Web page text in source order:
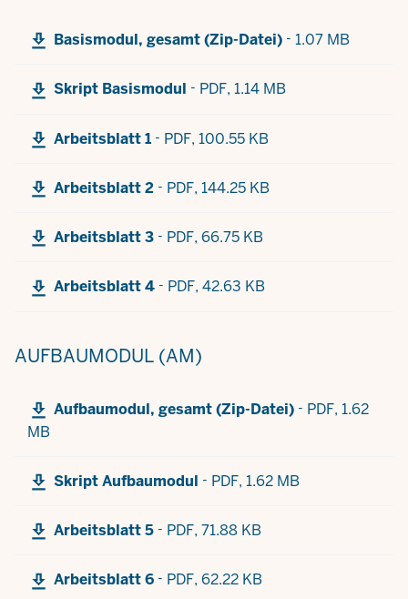
Basismodul, gesamt (Zip-Datei) - 1.07 MB
Skript Basismodul - PDF, 1.14 MB
Arbeitsblatt 1 - PDF, 100.55 KB
Arbeitsblatt 2 - PDF, 144.25 KB
Arbeitsblatt 3 - PDF, 66.75 KB
Arbeitsblatt 4 - PDF, 42.63 KB
AUFBAUMODUL (AM)
Aufbaumodul, gesamt (Zip-Datei) - PDF, 1.62
MB
Skript Aufbaumodul - PDF, 1.62 MB
Arbeitsblatt 5 - PDF, 71.88 KB
Arbeitsblatt 6 - PDF, 62.22 KB